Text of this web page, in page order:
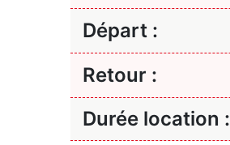
Départ :
Retour :
Durée location :